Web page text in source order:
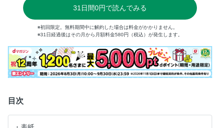
31 日間0円で読んでみる
※初回限定。無料期間中に解約した場合は料金がかかりません。
※31日経過後はその月から月額料金580円（税込）が発生します。
目次